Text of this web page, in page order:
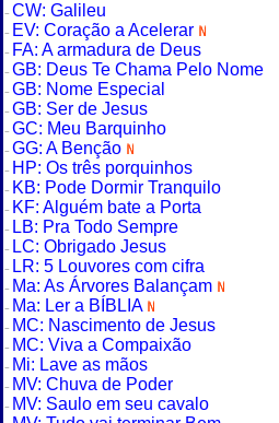
CW: Galileu
EV: Coração a Acelerar
FA: A armadura de Deus
GB: Deus Te Chama Pelo Nome
GB: Nome Especial
GB: Ser de Jesus
GC: Meu Barquinho
GG: A Benção
HP: Os três porquinhos
KB: Pode Dormir Tranquilo
KF: Alguém bate a Porta
LB: Pra Todo Sempre
LC: Obrigado Jesus
LR: 5 Louvores com cifra
Ma: As Árvores Balançam
Ma: Ler a BÍBLIA
MC: Nascimento de Jesus
MC: Viva a Compaixão
Mi: Lave as mãos
MV: Chuva de Poder
MV: Saulo em seu cavalo